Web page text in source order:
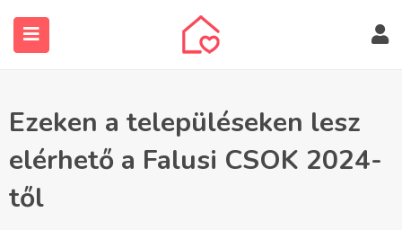
(Ingatlanos keresése)
Ezeken a településeken lesz
elérhető a Falusi CSOK 2024-
től